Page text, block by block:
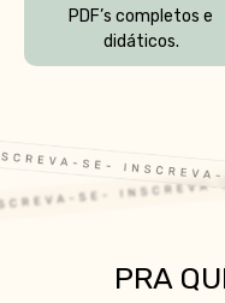
PDF’s completos e
didáticos.
PRA